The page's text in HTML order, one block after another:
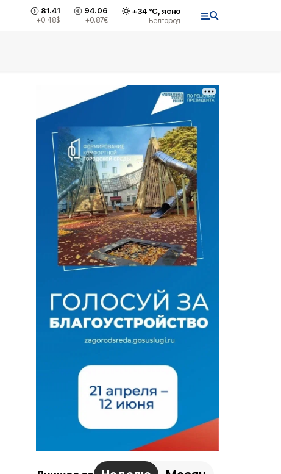
81.41
+0.48$
94.06
+0.87€
+34°С, ясно
Белгород